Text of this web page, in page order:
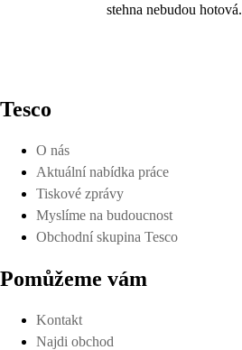
stehna nebudou hotová.
Tesco
O nás
Aktuální nabídka práce
Tiskové zprávy
Myslíme na budoucnost
Obchodní skupina Tesco
Pomůžeme vám
Kontakt
Najdi obchod